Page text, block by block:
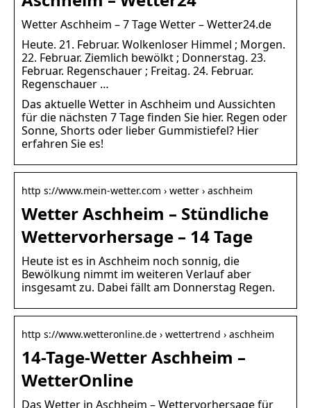
Wetter Aschheim – 7 Tage Wetter – Wetter24.de
Heute. 21. Februar. Wolkenloser Himmel ; Morgen.
22. Februar. Ziemlich bewölkt ; Donnerstag. 23.
Februar. Regenschauer ; Freitag. 24. Februar.
Regenschauer …
Das aktuelle Wetter in Aschheim und Aussichten
für die nächsten 7 Tage finden Sie hier. Regen oder
Sonne, Shorts oder lieber Gummistiefel? Hier
erfahren Sie es!
http s://www.mein-wetter.com › wetter › aschheim
Wetter Aschheim – Stündliche
Wettervorhersage – 14 Tage
Heute ist es in Aschheim noch sonnig, die
Bewölkung nimmt im weiteren Verlauf aber
insgesamt zu. Dabei fällt am Donnerstag Regen.
http s://www.wetteronline.de › wettertrend › aschheim
14-Tage-Wetter Aschheim –
WetterOnline
Das Wetter in Aschheim – Wettervorhersage für